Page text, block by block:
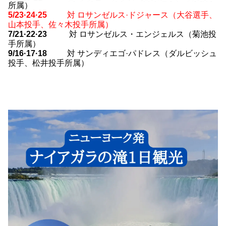
所属）
5/23·24·25
対 ロサンゼルス·ドジャース（大谷選手、
山本投手、佐々木投手所属）
7/21·22·23
対 ロサンゼルス・エンジェルス（菊池投
手所属）
9/16·17·18
対 サンディエゴ·パドレス（ダルビッシュ
投手、松井投手所属）